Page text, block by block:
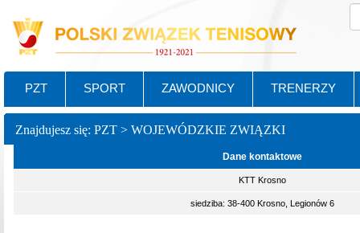
PZT SPORT ZAWODNICY TRENERZY
Znajdujesz się: PZT > WOJEWÓDZKIE ZWIĄZKI
Dane kontaktowe
KTT Krosno
siedziba: 38-400 Krosno, Legionów 6